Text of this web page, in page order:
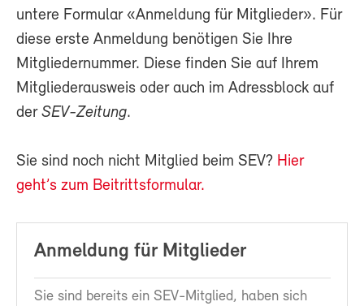
untere Formular «Anmeldung für Mitglieder». Für
diese erste Anmeldung benötigen Sie Ihre
Mitgliedernummer. Diese finden Sie auf Ihrem
Mitgliederausweis oder auch im Adressblock auf
der SEV-Zeitung.
Sie sind noch nicht Mitglied beim SEV? Hier
geht’s zum Beitrittsformular.
Anmeldung für Mitglieder
Sie sind bereits ein SEV-Mitglied, haben sich